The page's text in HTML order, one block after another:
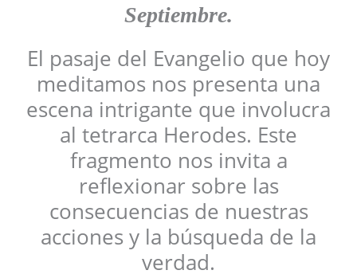
Septiembre.
El pasaje del Evangelio que hoy
meditamos nos presenta una
escena intrigante que involucra
al tetrarca Herodes. Este
fragmento nos invita a
reflexionar sobre las
consecuencias de nuestras
acciones y la búsqueda de la
verdad.